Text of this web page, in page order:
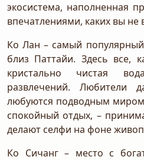
экосистема, наполненная
впечатлениями, каких вы не
Ко Лан – самый
близ Паттайи. Здесь все,
кристально чистая
развлечений. Любители
любуются подводным
спокойный отдых, –
делают селфи на фоне
Ко Сичанг – место с